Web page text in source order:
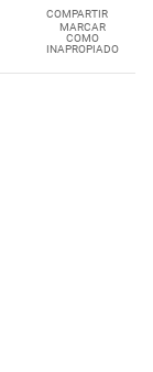
COMPARTIR
MARCAR
COMO
INAPROPIADO